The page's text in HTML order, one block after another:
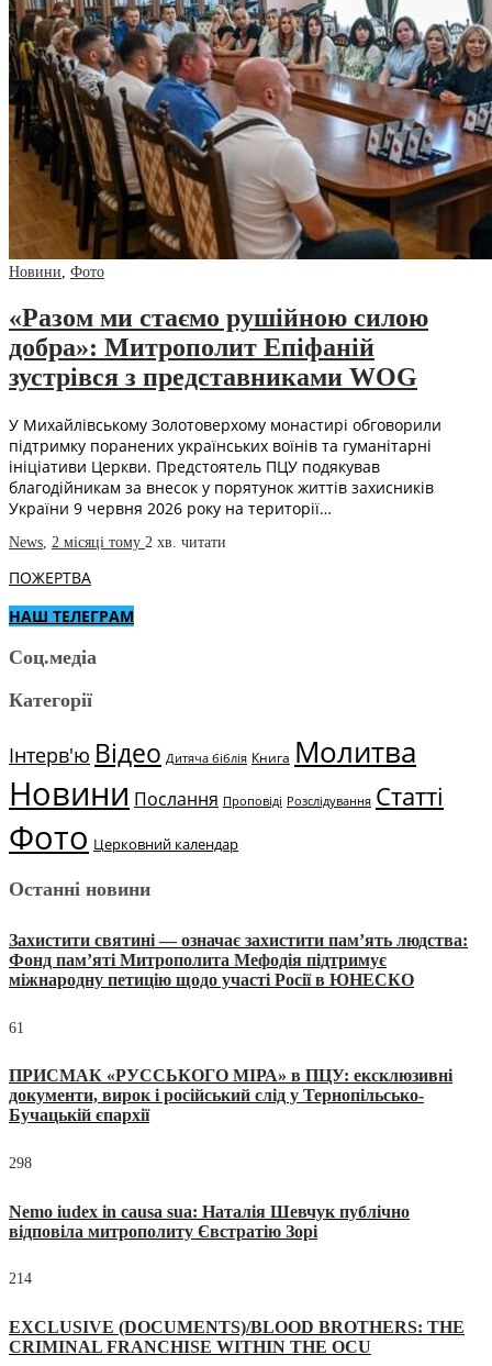
Новини, Фото
«Разом ми стаємо рушійною силою
добра»: Митрополит Епіфаній
зустрівся з представниками WOG
У Михайлівському Золотоверхому монастирі обговорили
підтримку поранених українських воїнів та гуманітарні
ініціативи Церкви. Предстоятель ПЦУ подякував
благодійникам за внесок у порятунок життів захисників
України 9 червня 2026 року на території…
News, 2 місяці тому 2 хв. читати
ПОЖЕРТВА
НАШ ТЕЛЕГРАМ
Соц.медіа
Категорії
Інтерв'ю Відео Дитяча біблія Книга Молитва
Новини Послання Проповіді Розслідування Статті
Фото Церковний календар
Останні новини
Захистити святині — означає захистити пам’ять людства:
Фонд пам’яті Митрополита Мефодія підтримує
міжнародну петицію щодо участі Росії в ЮНЕСКО
61
ПРИСМАК «РУССЬКОГО МІРА» в ПЦУ: ексклюзивні
документи, вирок і російський слід у Тернопільсько-
Бучацькій єпархії
298
Nemo iudex in causa sua: Наталія Шевчук публічно
відповіла митрополиту Євстратію Зорі
214
EXCLUSIVE (DOCUMENTS)/BLOOD BROTHERS: THE
CRIMINAL FRANCHISE WITHIN THE OCU